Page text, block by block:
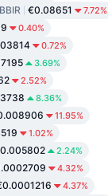
€0.08651 7.72%
0.40%
0.72%
3.69%
2.52%
8.36%
11.95%
1.02%
2.24%
4.32%
4.37%